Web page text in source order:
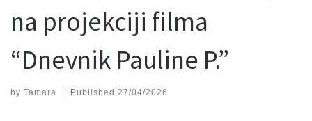
na projekciji filma
“Dnevnik Pauline P.”
by Tamara Published 27/04/2026